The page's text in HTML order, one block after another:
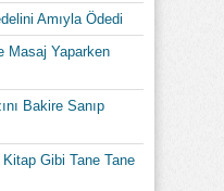
Amıyla Ödedi
Masaj Yaparken
Bakire Sanıp
Kitap Gibi Tane Tane